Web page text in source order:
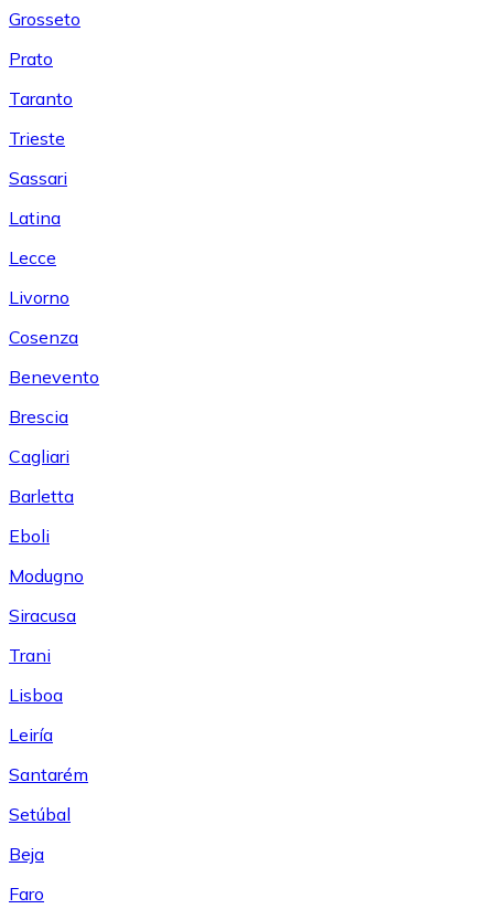
Grosseto
Prato
Taranto
Trieste
Sassari
Latina
Lecce
Livorno
Cosenza
Benevento
Brescia
Cagliari
Barletta
Eboli
Modugno
Siracusa
Trani
Lisboa
Leiría
Santarém
Setúbal
Beja
Faro